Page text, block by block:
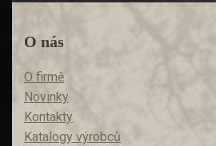
O nás
O firmě
Novinky
Kontakty
Katalogy výrobců